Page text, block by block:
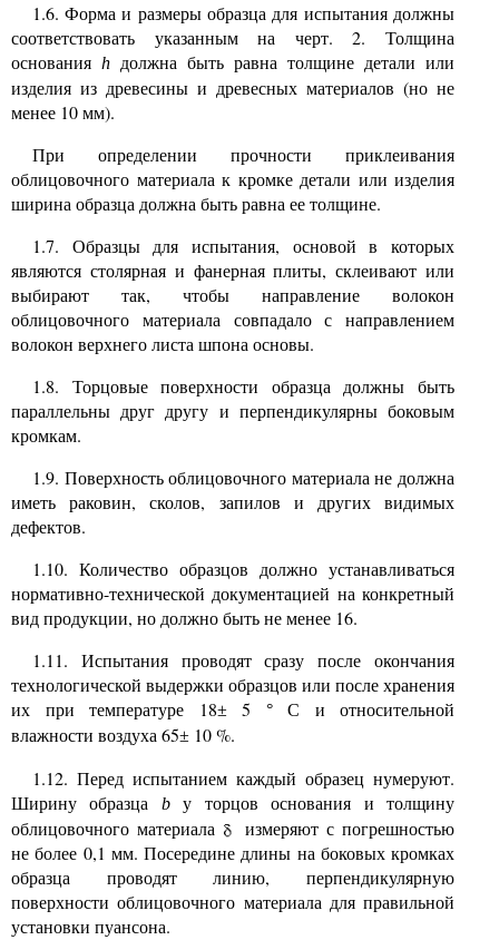
1.6. Форма и размеры образца для испытания должны
соответствовать указанным на черт. 2. Толщина
основания h должна быть равна толщине детали или
изделия из древесины и древесных материалов (но не
менее 10 мм).
При определении прочности приклеивания
облицовочного материала к кромке детали или изделия
ширина образца должна быть равна ее толщине.
1.7. Образцы для испытания, основой в которых
являются столярная и фанерная плиты, склеивают или
выбирают так, чтобы направление волокон
облицовочного материала совпадало с направлением
волокон верхнего листа шпона основы.
1.8. Торцовые поверхности образца должны быть
параллельны друг другу и перпендикулярны боковым
кромкам.
1.9. Поверхность облицовочного материала не должна
иметь раковин, сколов, запилов и других видимых
дефектов.
1.10. Количество образцов должно устанавливаться
нормативно-технической документацией на конкретный
вид продукции, но должно быть не менее 16.
1.11. Испытания проводят сразу после окончания
технологической выдержки образцов или после хранения
их при температуре 18± 5 °С и относительной
влажности воздуха 65± 10 %.
1.12. Перед испытанием каждый образец нумеруют.
Ширину образца
b
у торцов основания и толщину
облицовочного материала
измеряют с погрешностью
не более 0,1 мм. Посередине длины на боковых кромках
образца проводят линию, перпендикулярную
поверхности облицовочного материала для правильной
установки пуансона.